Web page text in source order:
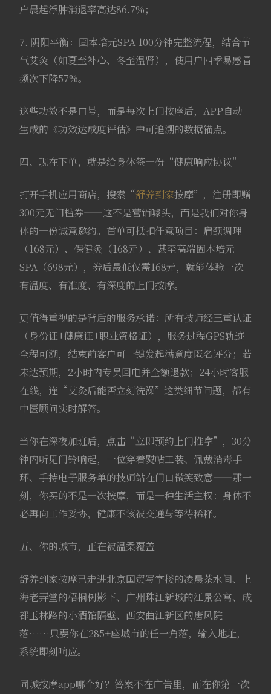
户晨起浮肿消退率高达86.7%；
7. 阴阳平衡：固本培元SPA 100分钟完整流程，结合节
气艾灸（如夏至补心、冬至温肾），使用户四季易感冒
频次下降57%。
这些功效不是口号，而是每次上门按摩后，APP自动
生成的《功效达成度评估》中可追溯的数据锚点。
四、现在下单，就是给身体签一份“健康响应协议”
打开手机应用商店，搜索“舒养到家按摩”，注册即赠
300元无门槛券——这不是营销噱头，而是我们对你身
体的一份诚意邀约。首单可抵扣任意项目：肩颈调理
（168元）、保健灸（168元）、甚至高端固本培元
SPA（698元），券后最低仅需168元，就能体验一次
有温度、有准度、有深度的上门按摩。
更值得重视的是背后的服务承诺：所有技师经三重认证
（身份证+健康证+职业资格证），服务过程GPS轨迹
全程可溯，结束前客户可一键发起满意度匿名评分；若
未达预期，2小时内专员回电并全额退款；24小时客服
在线，连“艾灸后能否立刻洗澡”这类细节问题，都有
中医顾问实时解答。
当你在深夜加班后，点击“立即预约上门推拿”，30分
钟内听见门铃响起，一位穿着熨帖工装、佩戴消毒手
环、手持电子服务单的技师站在门口微笑致意——那一
刻，你买的不是一次按摩，而是一种生活主权：身体不
必再向工作妥协，健康不该被交通与等待稀释。
五、你的城市，正在被温柔覆盖
舒养到家按摩已走进北京国贸写字楼的凌晨茶水间、上
海老弄堂的梧桐树影下、广州珠江新城的江景公寓、成
都玉林路的小酒馆隔壁、西安曲江新区的唐风院
落……只要你在285+座城市的任一角落，输入地址，
系统即刻响应。
同城按摩app哪个好？答案不在广告里，而在你第一次